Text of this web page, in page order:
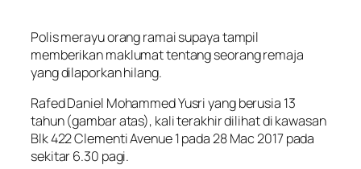
Polis merayu orang ramai supaya tampil
memberikan maklumat tentang seorang remaja
yang dilaporkan hilang.
Rafed Daniel Mohammed Yusri yang berusia 13
tahun (gambar atas), kali terakhir dilihat di kawasan
Blk 422 Clementi Avenue 1 pada 28 Mac 2017 pada
sekitar 6.30 pagi.